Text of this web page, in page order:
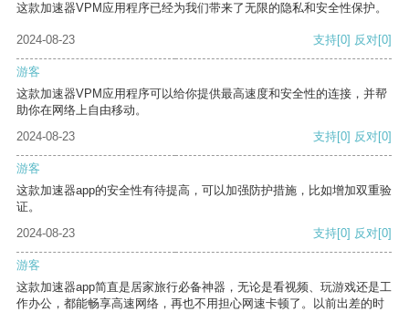
这款加速器VPM应用程序已经为我们带来了无限的隐私和安全性保护。
2024-08-23 支持[0] 反对[0]
游客
这款加速器VPM应用程序可以给你提供最高速度和安全性的连接，并帮
助你在网络上自由移动。
2024-08-23
支持[0] 反对[0]
游客
这款加速器app的安全性有待提高，可以加强防护措施，比如增加双重验
证。
2024-08-23
支持[0] 反对[0]
游客
这款加速器app简直是居家旅行必备神器，无论是看视频、玩游戏还是工
作办公，都能畅享高速网络，再也不用担心网速卡顿了。以前出差的时